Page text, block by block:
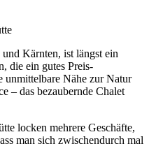
Kärnten, ist längst ein
die ein gutes Preis-
unmittelbare Nähe zur Natur
– das bezaubernde Chalet
locken mehrere Geschäfte,
man sich zwischendurch mal